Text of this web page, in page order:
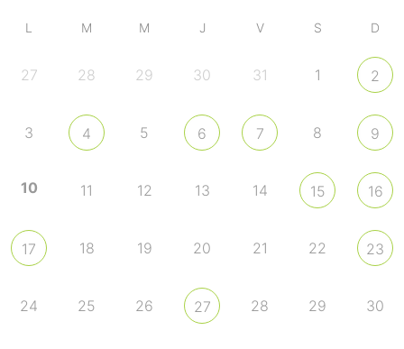
L M M J V S D
27 28 29 30 31 1 2
3 4 5 6 7 8 9
10 11 12 13 14 15 16
17 18 19 20 21 22 23
24 25 26 27 28 29 30